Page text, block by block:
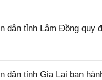
dân tỉnh Lâm Đồng
dân tỉnh Gia Lai ban